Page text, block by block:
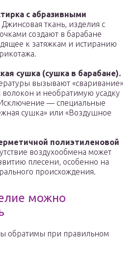
с абразивными
Джинсовая ткань, изделия с
создают в барабане
к затяжкам и истиранию
сушка (сушка в барабане).
вызывают «сваривание»
волокон и необратимую усадку
— специальные
сушка» или «Воздушное
полиэтиленовой
воздухообмена может
плесени, особенно на
происхождения.
можно
обратимы при правильном